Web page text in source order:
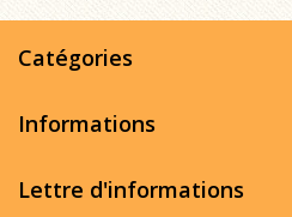
Catégories
Informations
Lettre d'informations